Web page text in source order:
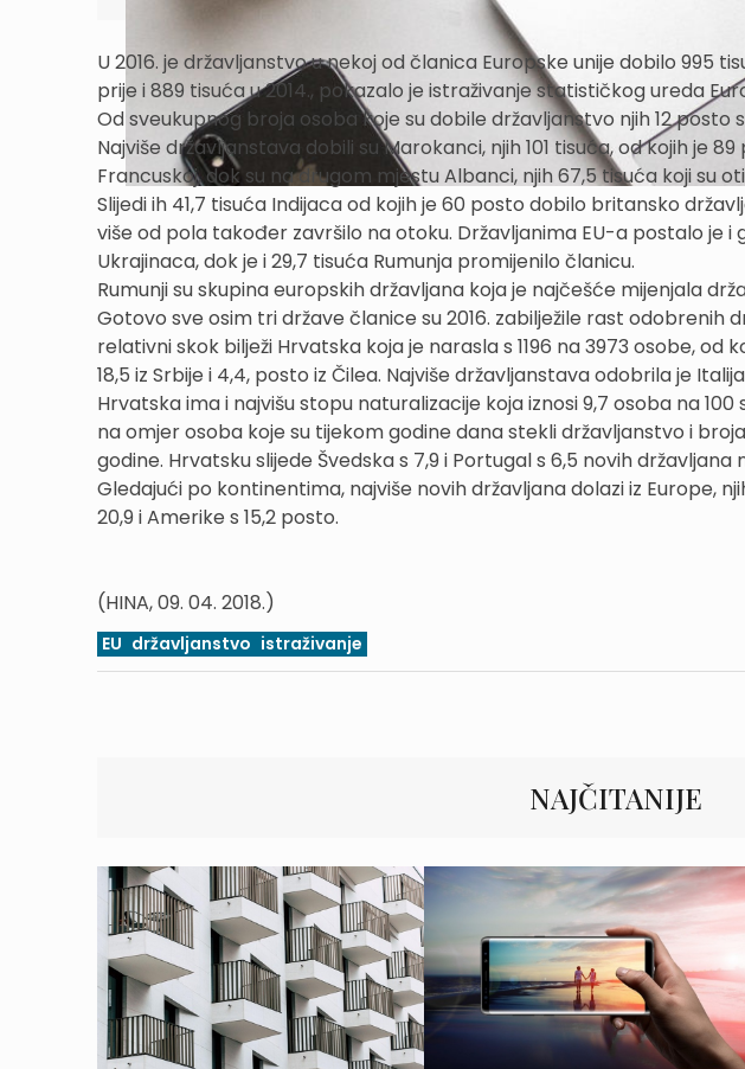
U 2016. je državljanstvo u nekoj od članica Europske unije dobilo 995
prije i 889 tisuća u 2014., pokazalo je istraživanje statističkog ureda
Od sveukupnog broja osoba koje su dobile državljanstvo njih 12 posto
Najviše državljanstava dobili su Marokanci, njih 101 tisuća, od kojih je
Francuskoj, dok su na drugom mjestu Albanci, njih 67,5 tisuća koji su
Slijedi ih 41,7 tisuća Indijaca od kojih je 60 posto dobilo britansko
više od pola također završilo na otoku. Državljanima EU-a postalo je i
Ukrajinaca, dok je i 29,7 tisuća Rumunja promijenilo članicu.
Rumunji su skupina europskih državljana koja je najčešće mijenjala
Gotovo sve osim tri države članice su 2016. zabilježile rast odobrenih
relativni skok bilježi Hrvatska koja je narasla s 1196 na 3973 osobe, od
18,5 iz Srbije i 4,4, posto iz Čilea. Najviše državljanstava odobrila je
Hrvatska ima i najvišu stopu naturalizacije koja iznosi 9,7 osoba na
na omjer osoba koje su tijekom godine dana stekli državljanstvo i
godine. Hrvatsku slijede Švedska s 7,9 i Portugal s 6,5 novih državljana
Gledajući po kontinentima, najviše novih državljana dolazi iz Europe,
20,9 i Amerike s 15,2 posto.
(HINA, 09. 04. 2018.)
EU državljanstvo istraživanje
NAJČITANIJE